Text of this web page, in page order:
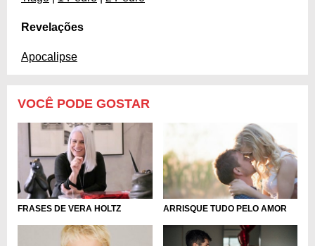
Revelações
Apocalipse
VOCÊ PODE GOSTAR
FRASES DE VERA HOLTZ ARRISQUE TUDO PELO AMOR